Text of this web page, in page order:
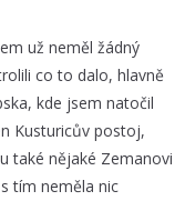
už neměl žádný
co to dalo, hlavně
kde jsem natočil
Kusturicův postoj,
také nějaké Zemanovi
tím neměla nic